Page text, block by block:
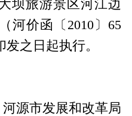
坝旅游景区河江边
河价函〔2010〕65
之日起执行。
河源市发展和改革局